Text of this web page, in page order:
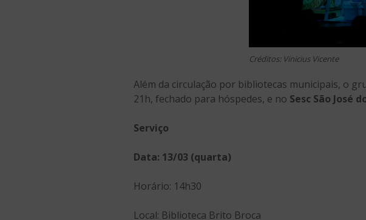
Créditos: Vinicius Vicente
Além da circulação por bibliotecas municipais, o
21h, fechado para hóspedes, e no Sesc São José
Serviço
Data: 13/03 (quarta)
Horário: 14h30
Local: Biblioteca Brito Broca